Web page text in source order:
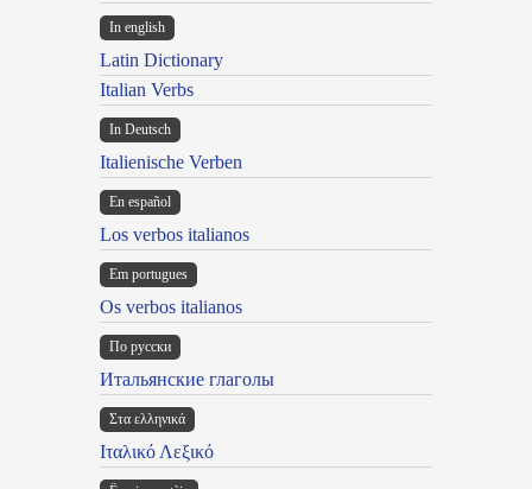
In english
Latin Dictionary
Italian Verbs
In Deutsch
Italienische Verben
En español
Los verbos italianos
Em portugues
Os verbos italianos
По русски
Итальянские глаголы
Στα ελληνικά
Ιταλικό Λεξικό